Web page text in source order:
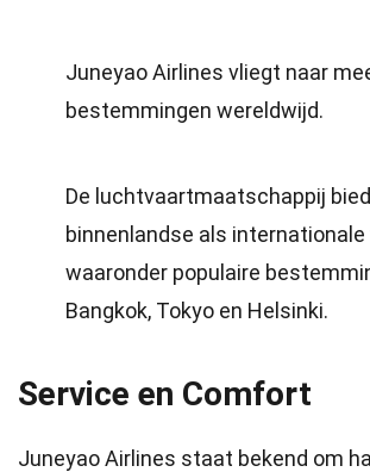
Juneyao Airlines vliegt naar
bestemmingen wereldwijd.
De luchtvaartmaatschappij
binnenlandse als
waaronder populaire
Bangkok, Tokyo en Helsinki.
Service en Comfort
Juneyao Airlines staat bekend om